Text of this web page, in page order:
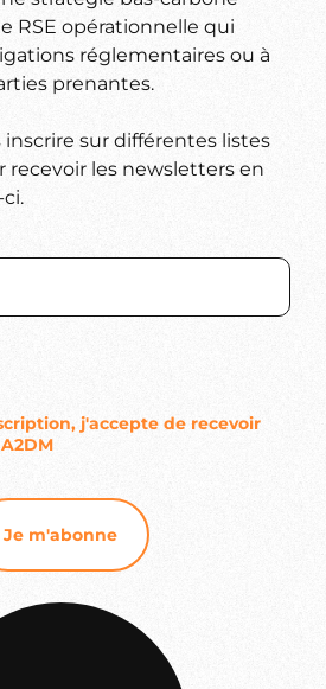
RSE opérationnelle qui
réglementaires ou à
prenantes.
inscrire sur différentes listes
recevoir les newsletters en
j'accepte de recevoir